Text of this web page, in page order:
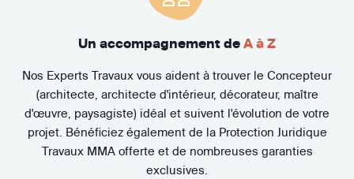
Un accompagnement de A à Z
Nos Experts Travaux vous aident à trouver le Concepteur
(architecte, architecte d'intérieur, décorateur, maître
d'œuvre, paysagiste) idéal et suivent l'évolution de votre
projet. Bénéficiez également de la Protection Juridique
Travaux MMA offerte et de nombreuses garanties
exclusives.